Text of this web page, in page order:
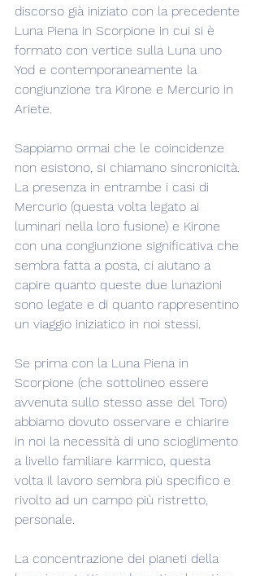
discorso già iniziato con la precedente
Luna Piena in Scorpione in cui si è
formato con vertice sulla Luna uno
Yod e contemporaneamente la
congiunzione tra Kirone e Mercurio in
Ariete.
Sappiamo ormai che le coincidenze
non esistono, si chiamano sincronicità.
La presenza in entrambe i casi di
Mercurio (questa volta legato ai
luminari nella loro fusione) e Kirone
con una congiunzione significativa che
sembra fatta a posta, ci aiutano a
capire quanto queste due lunazioni
sono legate e di quanto rappresentino
un viaggio iniziatico in noi stessi.
Se prima con la Luna Piena in
Scorpione (che sottolineo essere
avvenuta sullo stesso asse del Toro)
abbiamo dovuto osservare e chiarire
in noi la necessità di uno scioglimento
a livello familiare karmico, questa
volta il lavoro sembra più specifico e
rivolto ad un campo più ristretto,
personale.
La concentrazione dei pianeti della